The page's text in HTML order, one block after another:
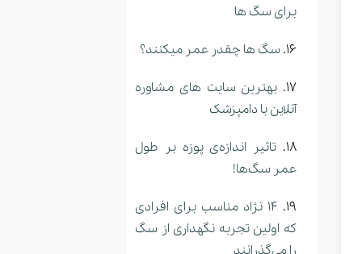
برای سگ ها
سگ ها چقدر عمر میکنند؟
بهترین سایت های مشاوره
آنلاین با دامپزشک
تاثیر اندازه‌ی پوزه بر طول
عمر سگ‌ها!
14 نژاد مناسب برای افرادی
که اولین تجربه نگهداری از سگ